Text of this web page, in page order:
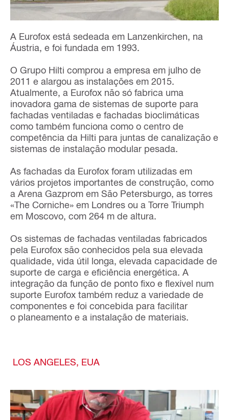
A Eurofox está sedeada em Lanzenkirchen, na
Áustria, e foi fundada em 1993.
O Grupo Hilti comprou a empresa em julho de
2011 e alargou as instalações em 2015.
Atualmente, a Eurofox não só fabrica uma
inovadora gama de sistemas de suporte para
fachadas ventiladas e fachadas bioclimáticas
como também funciona como o centro de
competência da Hilti para juntas de canalização e
sistemas de instalação modular pesada.
As fachadas da Eurofox foram utilizadas em
vários projetos importantes de construção, como
a Arena Gazprom em São Petersburgo, as torres
«The Corniche» em Londres ou a Torre Triumph
em Moscovo, com 264 m de altura.
Os sistemas de fachadas ventiladas fabricados
pela Eurofox são conhecidos pela sua elevada
qualidade, vida útil longa, elevada capacidade de
suporte de carga e eficiência energética. A
integração da função de ponto fixo e flexível num
suporte Eurofox também reduz a variedade de
componentes e foi concebida para facilitar
o planeamento e a instalação de materiais.
LOS ANGELES, EUA